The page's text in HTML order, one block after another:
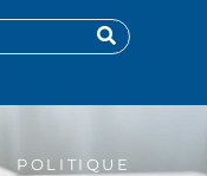
POLITIQUE